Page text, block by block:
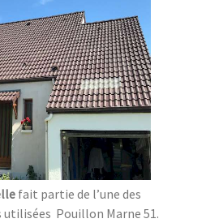
fait partie de l’une des
utilisées Pouillon Marne 51.